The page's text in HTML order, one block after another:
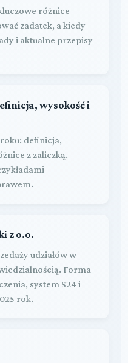
różnice
zadatek, a kiedy
i aktualne przepisy
wysokość i
definicja,
z zaliczką.
z o.o.
udziałów w
Forma
system S24 i
rok.